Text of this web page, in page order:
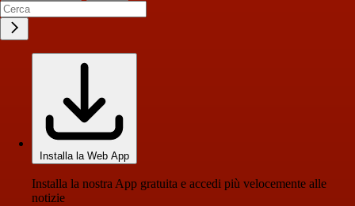
Installa la Web App
Installa la nostra App gratuita e accedi più velocemente alle
notizie